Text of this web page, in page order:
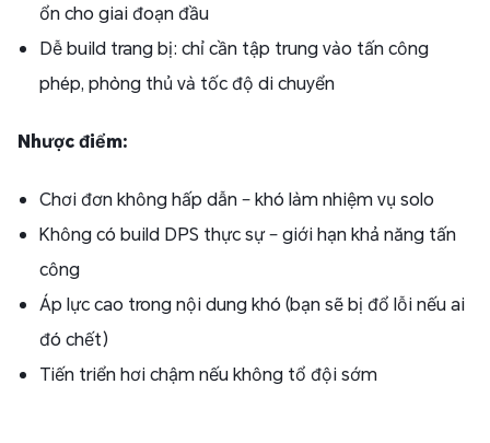
ổn cho giai đoạn đầu
Dễ build trang bị: chỉ cần tập trung vào tấn công
phép, phòng thủ và tốc độ di chuyển
Nhược điểm:
Chơi đơn không hấp dẫn – khó làm nhiệm vụ solo
Không có build DPS thực sự – giới hạn khả năng tấn
công
Áp lực cao trong nội dung khó (bạn sẽ bị đổ lỗi nếu ai
đó chết)
Tiến triển hơi chậm nếu không tổ đội sớm